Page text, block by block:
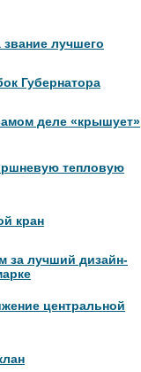
лучшего
Губернатора
деле «крышует»
тепловую
кран
за лучший дизайн-
центральной